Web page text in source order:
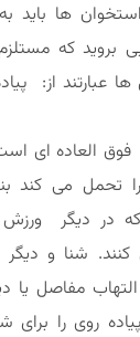
ها باید
بروید که
ها عبارتند از:
العاده ای
تحمل می کند
در دیگر
شنا و
التهاب مفاصل
روی را